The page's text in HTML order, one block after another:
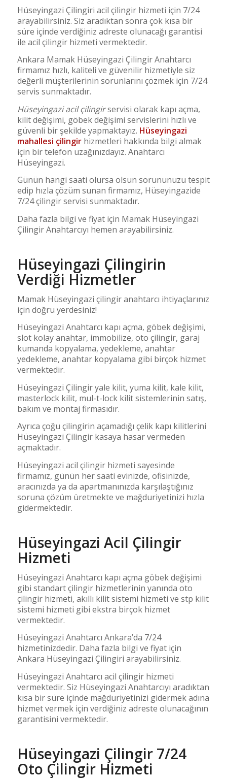
Hüseyingazi Çilingiri acil çilingir hizmeti için 7/24
arayabilirsiniz. Siz aradıktan sonra çok kısa bir
süre içinde verdiğiniz adreste olunacağı garantisi
ile acil çilingir hizmeti vermektedir.
Ankara Mamak Hüseyingazi Çilingir Anahtarcı
firmamız hızlı, kaliteli ve güvenilir hizmetiyle siz
değerli müşterilerinin sorunlarını çözmek için 7/24
servis sunmaktadır.
Hüseyingazi acil çilingirservisi olarak kapı açma,
kilit değişimi, göbek değişimi servislerini hızlı ve
güvenli bir şekilde yapmaktayız. Hüseyingazi
mahallesi çilingirhizmetleri hakkında bilgi almak
için bir telefon uzağınızdayız. Anahtarcı
Hüseyingazi.
Günün hangi saati olursa olsun sorununuzu tespit
edip hızla çözüm sunan firmamız, Hüseyingazide
7/24 çilingir servisi sunmaktadır.
Daha fazla bilgi ve fiyat için Mamak Hüseyingazi
Çilingir Anahtarcıyı hemen arayabilirsiniz.
Hüseyingazi Çilingirin
Verdiği Hizmetler
Mamak Hüseyingazi çilingir anahtarcı ihtiyaçlarınız
için doğru yerdesiniz!
Hüseyingazi Anahtarcı kapı açma, göbek değişimi,
slot kolay anahtar, immobilize, oto çilingir, garaj
kumanda kopyalama, yedekleme, anahtar
yedekleme, anahtar kopyalama gibi birçok hizmet
vermektedir.
Hüseyingazi Çilingir yale kilit, yuma kilit, kale kilit,
masterlock kilit, mul-t-lock kilit sistemlerinin satış,
bakım ve montaj firmasıdır.
Ayrıca çoğu çilingirin açamadığı çelik kapı kilitlerini
Hüseyingazi Çilingir kasaya hasar vermeden
açmaktadır.
Hüseyingazi acil çilingir hizmeti sayesinde
firmamız, günün her saati evinizde, ofisinizde,
aracınızda ya da apartmanınızda karşılaştığınız
soruna çözüm üretmekte ve mağduriyetinizi hızla
gidermektedir.
Hüseyingazi Acil Çilingir
Hizmeti
Hüseyingazi Anahtarcı kapı açma göbek değişimi
gibi standart çilingir hizmetlerinin yanında oto
çilingir hizmeti, akıllı kilit sistemi hizmeti ve stp kilit
sistemi hizmeti gibi ekstra birçok hizmet
vermektedir.
Hüseyingazi Anahtarcı Ankara’da 7/24
hizmetinizdedir. Daha fazla bilgi ve fiyat için
Ankara Hüseyingazi Çilingiri arayabilirsiniz.
Hüseyingazi Anahtarcı acil çilingir hizmeti
vermektedir. Siz Hüseyingazi Anahtarcıyı aradıktan
kısa bir süre içinde mağduriyetinizi gidermek adına
hizmet vermek için verdiğiniz adreste olunacağının
garantisini vermektedir.
Hüseyingazi Çilingir 7/24
Oto Çilingir Hizmeti